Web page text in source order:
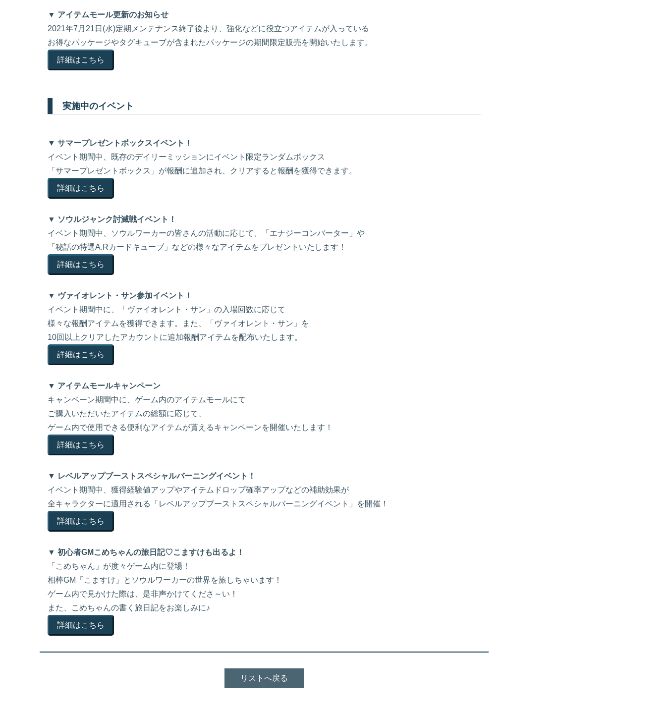
▼ アイテムモール更新のお知らせ
2021年7月21日(水)定期メンテナンス終了後より、強化などに役立つアイテムが入っている
お得なパッケージやタグキューブが含まれたパッケージの期間限定販売を開始いたします。
詳細はこちら
実施中のイベント
▼ サマープレゼントボックスイベント！
イベント期間中、既存のデイリーミッションにイベント限定ランダムボックス
「サマープレゼントボックス」が報酬に追加され、クリアすると報酬を獲得できます。
詳細はこちら
▼ ソウルジャンク討滅戦イベント！
イベント期間中、ソウルワーカーの皆さんの活動に応じて、「エナジーコンバーター」や
「秘話の特選A.Rカードキューブ」などの様々なアイテムをプレゼントいたします！
詳細はこちら
▼ ヴァイオレント・サン参加イベント！
イベント期間中に、「ヴァイオレント・サン」の入場回数に応じて
様々な報酬アイテムを獲得できます。また、「ヴァイオレント・サン」を
10回以上クリアしたアカウントに追加報酬アイテムを配布いたします。
詳細はこちら
▼ アイテムモールキャンペーン
キャンペーン期間中に、ゲーム内のアイテムモールにて
ご購入いただいたアイテムの総額に応じて、
ゲーム内で使用できる便利なアイテムが貰えるキャンペーンを開催いたします！
詳細はこちら
▼ レベルアップブーストスペシャルバーニングイベント！
イベント期間中、獲得経験値アップやアイテムドロップ確率アップなどの補助効果が
全キャラクターに適用される「レベルアップブーストスペシャルバーニングイベント」を開催！
詳細はこちら
▼ 初心者GMこめちゃんの旅日記♡こますけも出るよ！
「こめちゃん」が度々ゲーム内に登場！
相棒GM「こますけ」とソウルワーカーの世界を旅しちゃいます！
ゲーム内で見かけた際は、是非声かけてくださ～い！
また、こめちゃんの書く旅日記をお楽しみに♪
詳細はこちら
リストへ戻る